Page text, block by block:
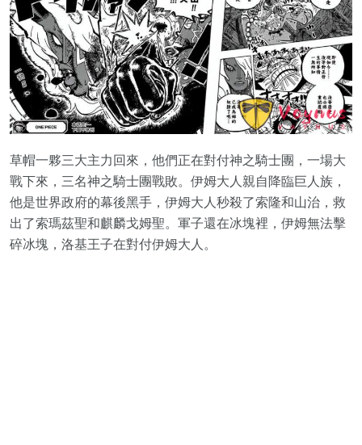
草帽一夥三大主力回來，他們正在對付神之騎士團，一場大
戰下來，三名神之騎士團戰敗。伊姆大人親自降臨巨人族，
他是世界政府的幕後黑手，伊姆大人秒殺了索隆和山治，救
出了索瑪茲聖和麒麟戈姆聖。軍子還在冰塊裡，伊姆無法擊
碎冰塊，洛基王子在對付伊姆大人。